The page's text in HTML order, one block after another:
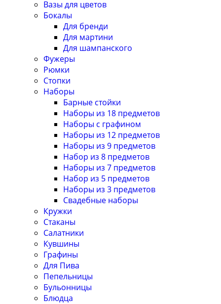
Вазы для цветов
Бокалы
Для бренди
Для мартини
Для шампанского
Фужеры
Рюмки
Стопки
Наборы
Барные стойки
Наборы из 18 предметов
Наборы с графином
Наборы из 12 предметов
Наборы из 9 предметов
Набор из 8 предметов
Наборы из 7 предметов
Набор из 5 предметов
Наборы из 3 предметов
Свадебные наборы
Кружки
Стаканы
Салатники
Кувшины
Графины
Для Пива
Пепельницы
Бульонницы
Блюдца